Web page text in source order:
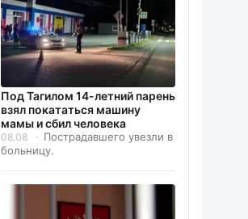
Под Тагилом 14-летний парень
взял покататься машину
мамы и сбил человека
08.08
Пострадавшего увезли в
больницу.